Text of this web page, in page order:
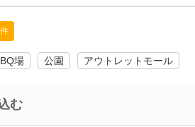
場 公園 アウトレットモール
む